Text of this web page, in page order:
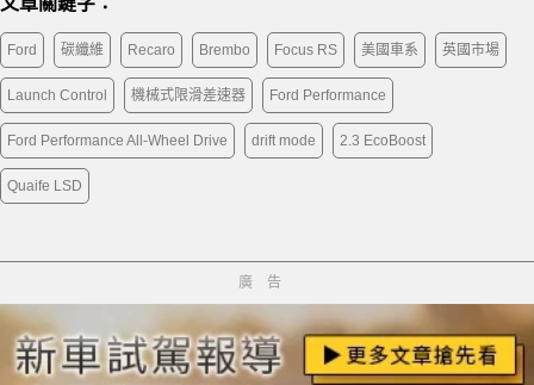
Ford 碳纖維 Recaro Brembo Focus RS 美國車系 英國市場
Launch Control 機械式限滑差速器 Ford Performance
Ford Performance All-Wheel Drive drift mode 2.3 EcoBoost
Quaife LSD
廣告